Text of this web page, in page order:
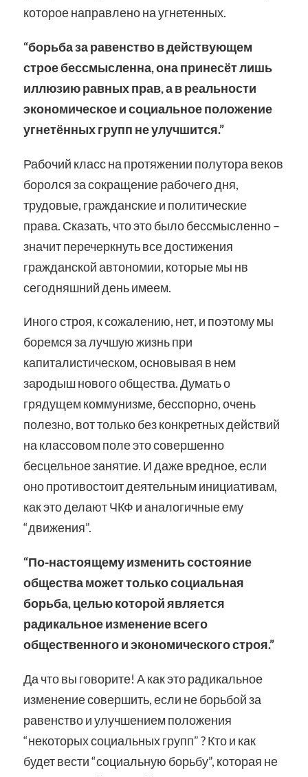
которое направлено на угнетенных.
“борьба за равенство в действующем
строе бессмысленна, она принесёт лишь
иллюзию равных прав, а в реальности
экономическое и социальное положение
угнетённых групп не улучшится.”
Рабочий класс на протяжении полутора веков
боролся за сокращение рабочего дня,
трудовые, гражданские и политические
права. Сказать, что это было бессмысленно –
значит перечеркнуть все достижения
гражданской автономии, которые мы нв
сегодняшний день имеем.
Иного строя, к сожалению, нет, и поэтому мы
боремся за лучшую жизнь при
капиталистическом, основывая в нем
зародыш нового общества. Думать о
грядущем коммунизме, бесспорно, очень
полезно, вот только без конкретных действий
на классовом поле это совершенно
бесцельное занятие. И даже вредное, если
оно противостоит деятельным инициативам,
как это делают ЧКФ и аналогичные ему
“движения”.
“По-настоящему изменить состояние
общества может только социальная
борьба, целью которой является
радикальное изменение всего
общественного и экономического строя.”
Да что вы говорите! А как это радикальное
изменение совершить, если не борьбой за
равенство и улучшением положения
“некоторых социальных групп” ? Кто и как
будет вести “социальную борьбу”, которая не